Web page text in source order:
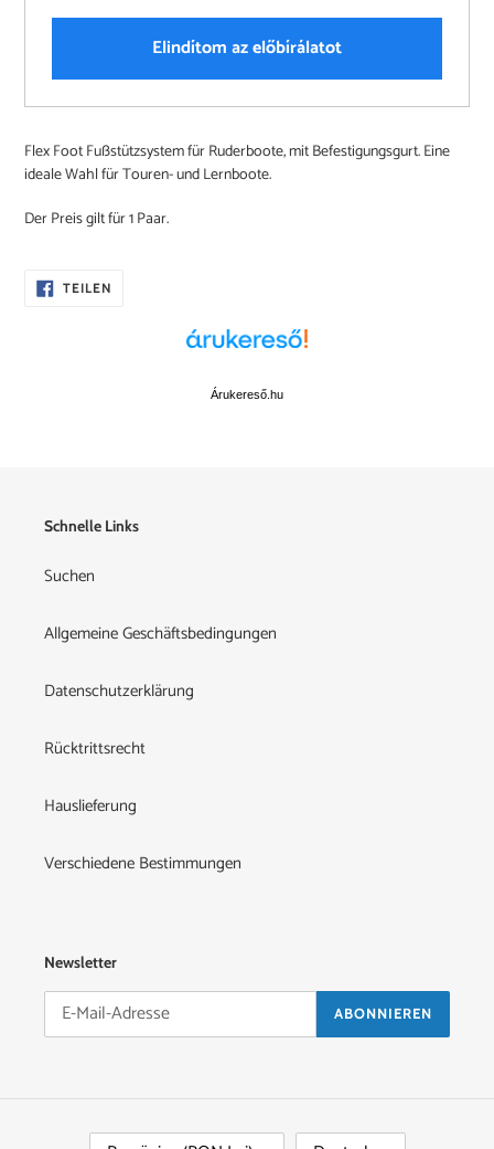
Elindítom az előbírálatot
wird
zum
hinzugefügt
Flex Foot Fußstützsystem für Ruderboote, mit Befestigungsgurt. Eine
ideale Wahl für Touren- und Lernboote.
Der Preis gilt für 1 Paar.
TEILENAUF
FACEBOOK
Árukereső.hu
Schnelle Links
Suchen
Allgemeine Geschäftsbedingungen
Datenschutzerklärung
Rücktrittsrecht
Hauslieferung
Verschiedene Bestimmungen
Newsletter
ABONNIEREN